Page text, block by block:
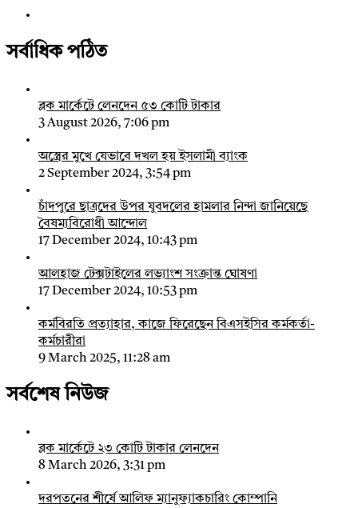
সর্বাধিক পঠিত
ব্লক মার্কেটে লেনদেন ৫৩ কোটি টাকার
3 August 2026, 7:06 pm
অস্ত্রের মুখে যেভাবে দখল হয় ইসলামী ব্যাংক
2 September 2024, 3:54 pm
চাঁদপুরে ছাত্রদের উপর যুবদলের হামলার নিন্দা জানিয়েছে
বৈষম্যবিরোধী আন্দোল
17 December 2024, 10:43 pm
আলহাজ টেক্সটাইলের লভ্যাংশ সংক্রান্ত ঘোষণা
17 December 2024, 10:53 pm
কর্মবিরতি প্রত্যাহার, কাজে ফিরেছেন বিএসইসির কর্মকর্তা-
কর্মচারীরা
9 March 2025, 11:28 am
সর্বশেষ নিউজ
ব্লক মার্কেটে ২৩ কোটি টাকার লেনদেন
8 March 2026, 3:31 pm
দরপতনের শীর্ষে আলিফ ম্যানুফ্যাকচারিং কোম্পানি